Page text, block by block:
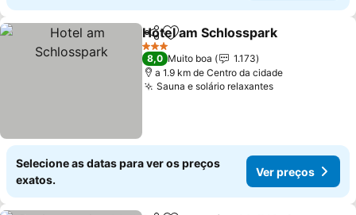
PartilharAdicionar aos favoritos
Hotel am Schlosspark
3 Estrelas
8,0 Muito boa
1.173
a 1.9 km de Centro da cidade
Sauna e solário relaxantes
Selecione as datas para ver os preços
exatos.
Ver preços